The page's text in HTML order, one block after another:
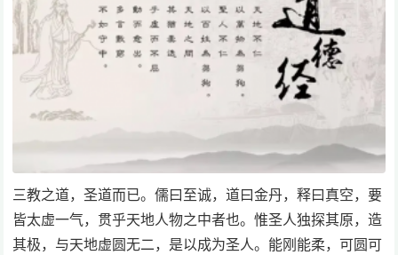
三教之道，圣道而已。儒曰至诚，道曰金丹，释曰真空，要
皆太虚一气，贯乎天地人物之中者也。惟圣人独探其原，造
其极，与天地虚圆无二，是以成为圣人。能刚能柔，可圆可